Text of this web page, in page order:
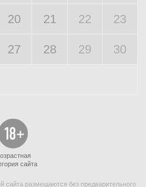
20 21 22 23
27 28 29 30
сайта
сайта размещаются без предварительного